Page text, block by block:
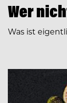
Wer
Was ist